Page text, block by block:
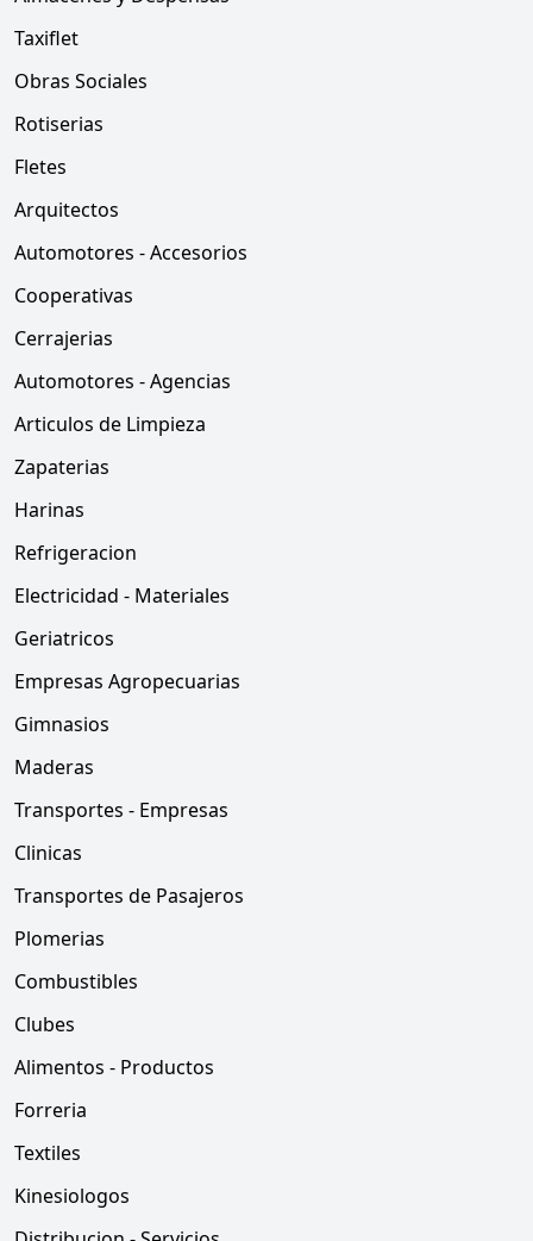
Taxiflet
Obras Sociales
Rotiserias
Fletes
Arquitectos
Automotores - Accesorios
Cooperativas
Cerrajerias
Automotores - Agencias
Articulos de Limpieza
Zapaterias
Harinas
Refrigeracion
Electricidad - Materiales
Geriatricos
Empresas Agropecuarias
Gimnasios
Maderas
Transportes - Empresas
Clinicas
Transportes de Pasajeros
Plomerias
Combustibles
Clubes
Alimentos - Productos
Forreria
Textiles
Kinesiologos